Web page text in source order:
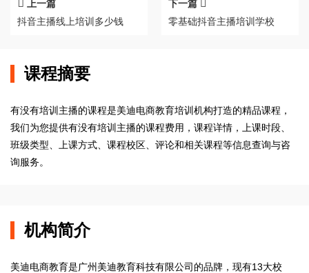
上一篇
抖音主播线上培训多少钱
下一篇
零基础抖音主播培训学校
课程摘要
有没有培训主播的课程是美迪电商教育培训机构打造的精品课程，
我们为您提供有没有培训主播的课程费用，课程详情，上课时段、
班级类型、上课方式、课程校区、评论和相关课程等信息查询与咨
询服务。
机构简介
美迪电商教育是广州美迪教育科技有限公司的品牌，现有13大校